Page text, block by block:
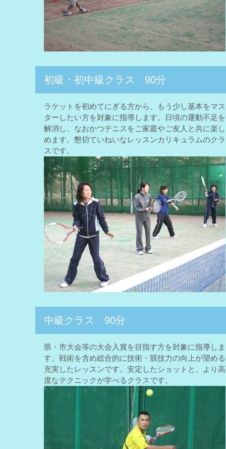
初級・初中級クラス 90分
ラケットを初めてにぎる方から、もう少し基本をマス
ターしたい方を対象に指導します。日頃の運動不足を
解消し、なおかつテニスをご家庭やご友人と共に楽し
めます。懇切ていねいなレッスンカリキュラムのクラ
スです。
中級クラス 90分
県・市大会等の大会入賞を目指す方を対象に指導しま
す。戦術を含め総合的に技術・競技力の向上が望める
充実したレッスンです。安定したショットと、より高
度なテクニックが学べるクラスです。